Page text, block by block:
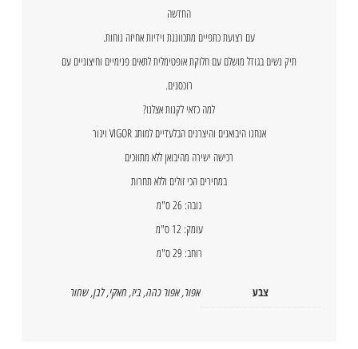
החדשה
עם רצועת כתפיים מתכווננת וידיות אחיזה נוחות.
תיק נשים בגודל מושלם עם חלוקת אופטימלית לתאים פנימיים וחיצוניים עם
רוכסנים.
למה כדאי לקנות אצלנו?
אנחנו היבואנים והיצרנים הבלעדיים למותג VIGOR ויגור
רכישה ישירה מהיבואן ללא מתווכים
במחירים הכי זולים וללא תחרות
גובה: 26 ס"מ
עומק: 12 ס"מ
רוחב: 29 ס"מ
צבע אפור,אפור כהה, ביז,חאקי,לבן,שחור